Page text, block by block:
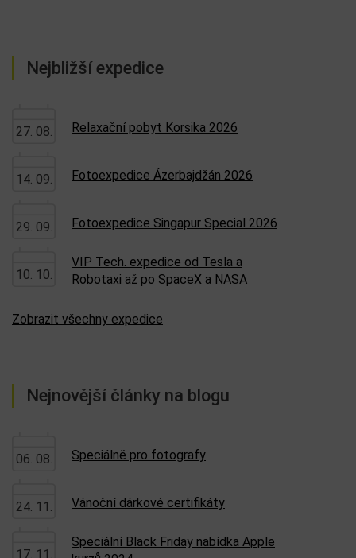
Nejbližší expedice
27. 08. Relaxační pobyt Korsika 2026
14. 09. Fotoexpedice Ázerbajdžán 2026
29. 09. Fotoexpedice Singapur Special 2026
10. 10.
VIP Tech. expedice od Tesla a
Robotaxi až po SpaceX a NASA
Zobrazit všechny expedice
Nejnovější články na blogu
06. 08. Speciálně pro fotografy
24. 11. Vánoční dárkové certifikáty
17. 11.
Speciální Black Friday nabídka Apple